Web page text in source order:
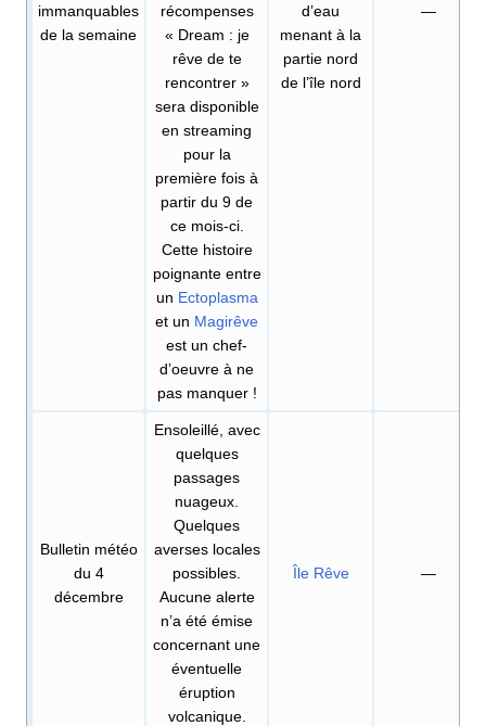
immanquables
de la semaine
récompenses
« Dream : je
rêve de te
rencontrer »
sera disponible
en streaming
pour la
première fois à
partir du 9 de
ce mois-ci.
Cette histoire
poignante entre
un Ectoplasma
et un Magirêve
est un chef-
d’oeuvre à ne
pas manquer !
d’eau
menant à la
partie nord
de l’île nord
—
Bulletin météo
du 4
décembre
Ensoleillé, avec
quelques
passages
nuageux.
Quelques
averses locales
possibles.
Aucune alerte
n’a été émise
concernant une
éventuelle
éruption
volcanique.
Île Rêve —